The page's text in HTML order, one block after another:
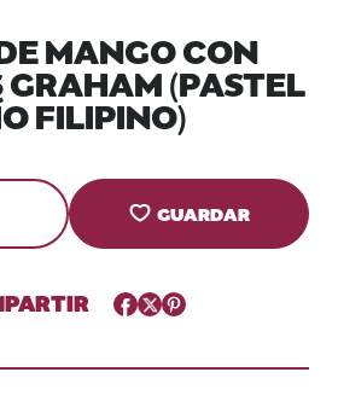
MANGO CON
GRAHAM (PASTEL
FILIPINO)
GUARDAR
Facebook
TwitterPinterest